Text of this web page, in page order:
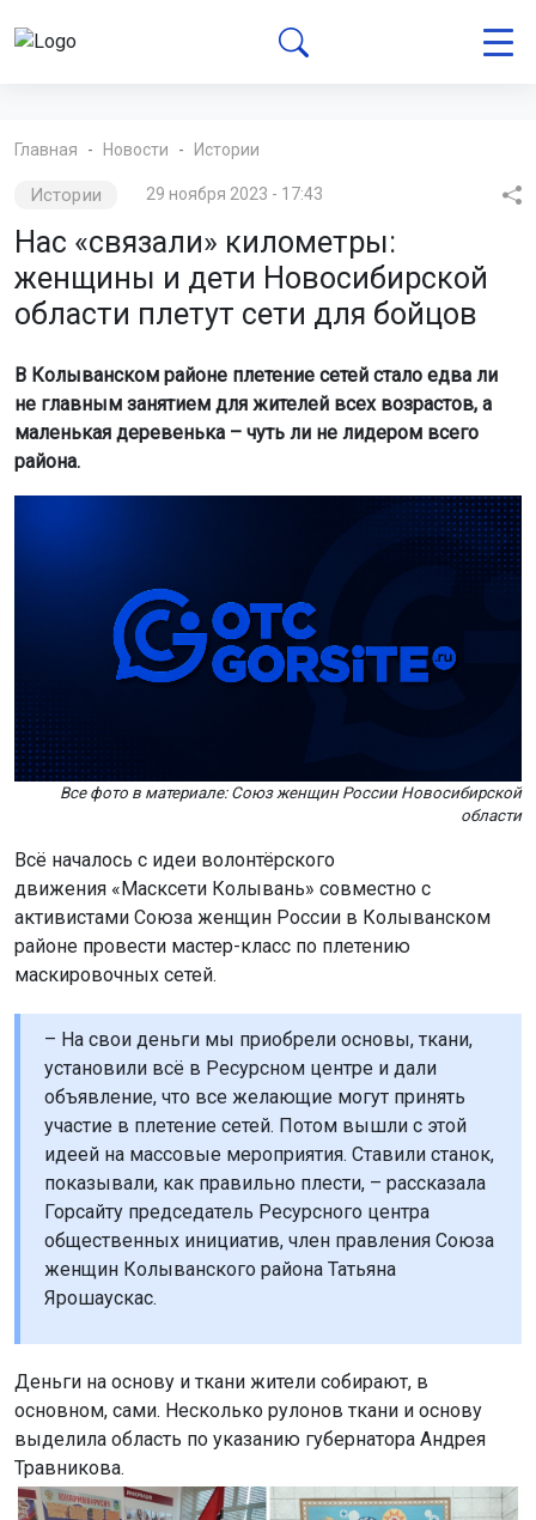
Главная Новости Истории
Истории 29 ноября 2023 - 17:43
Нас «связали» километры:
женщины и дети Новосибирской
области плетут сети для бойцов
В Колыванском районе плетение сетей стало едва ли
не главным занятием для жителей всех возрастов, а
маленькая деревенька – чуть ли не лидером всего
района.
Все фото в материале: Союз женщин России Новосибирской
области
Всё началось с идеи волонтёрского
движения «Масксети Колывань» совместно с
активистами Союза женщин России в Колыванском
районе провести мастер-класс по плетению
маскировочных сетей.
– На свои деньги мы приобрели основы, ткани,
установили всё в Ресурсном центре и дали
объявление, что все желающие могут принять
участие в плетение сетей. Потом вышли с этой
идеей на массовые мероприятия. Ставили станок,
показывали, как правильно плести, – рассказала
Горсайту председатель Ресурсного центра
общественных инициатив, член правления Союза
женщин Колыванского района Татьяна
Ярошаускас.
Деньги на основу и ткани жители собирают, в
основном, сами. Несколько рулонов ткани и основу
выделила область по указанию губернатора Андрея
Травникова.